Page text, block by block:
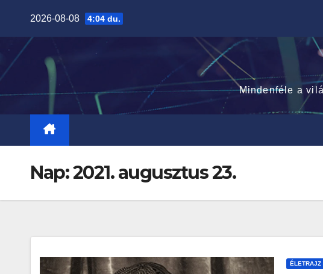
content
2026-08-08 4:04 du.
Mindenféle a
Nap:2021. augusztus 23.
ÉLETRAJZ